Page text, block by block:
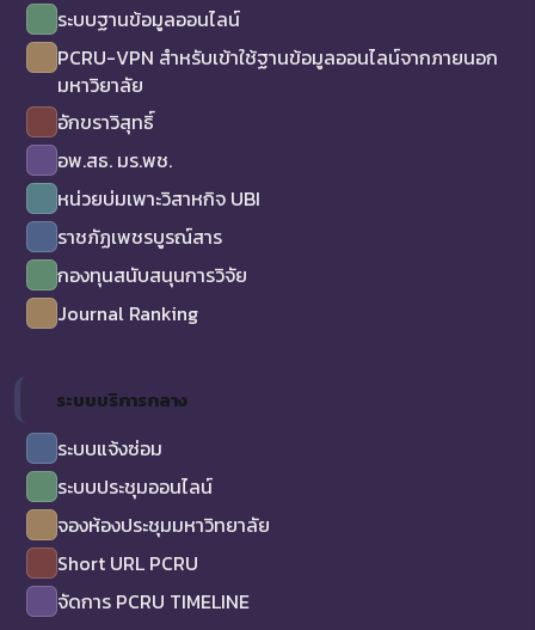
ระบบฐานข้อมูลออนไลน์
PCRU-VPN สำหรับเข้าใช้ฐานข้อมูลออนไลน์จากภายนอก
มหาวิยาลัย
อักขราวิสุทธิ์
อพ.สธ. มร.พช.
หน่วยบ่มเพาะวิสาหกิจ UBI
ราชภัฏเพชรบูรณ์สาร
กองทุนสนับสนุนการวิจัย
Journal Ranking
ระบบบริการกลาง
ระบบแจ้งซ่อม
ระบบประชุมออนไลน์
จองห้องประชุมมหาวิทยาลัย
Short URL PCRU
จัดการ PCRU TIMELINE